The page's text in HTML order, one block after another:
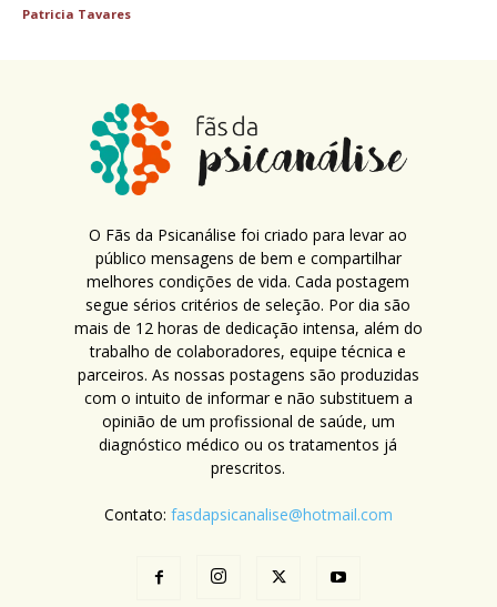
Patricia Tavares
O Fãs da Psicanálise foi criado para levar ao
público mensagens de bem e compartilhar
melhores condições de vida. Cada postagem
segue sérios critérios de seleção. Por dia são
mais de 12 horas de dedicação intensa, além do
trabalho de colaboradores, equipe técnica e
parceiros. As nossas postagens são produzidas
com o intuito de informar e não substituem a
opinião de um profissional de saúde, um
diagnóstico médico ou os tratamentos já
prescritos.
Contato: fasdapsicanalise@hotmail.com